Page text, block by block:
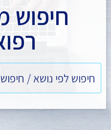
חיפוש